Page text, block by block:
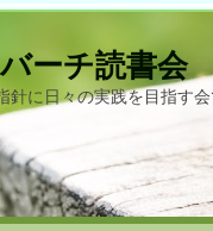
ーチ読書会
針に日々の実践を目指す